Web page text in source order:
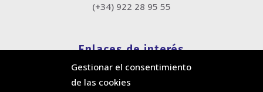
Gestionar el consentimiento
de las cookies
(+34) 922 28 95 55
Enlaces de interés
Política de cookies
Política de privacidad